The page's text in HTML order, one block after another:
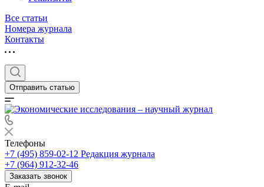
Все статьи
Номера журнала
Контакты
Отправить статью
Телефоны
+7 (495) 859-02-12 Редакция журнала
+7 (964) 912-32-46
Заказать звонок